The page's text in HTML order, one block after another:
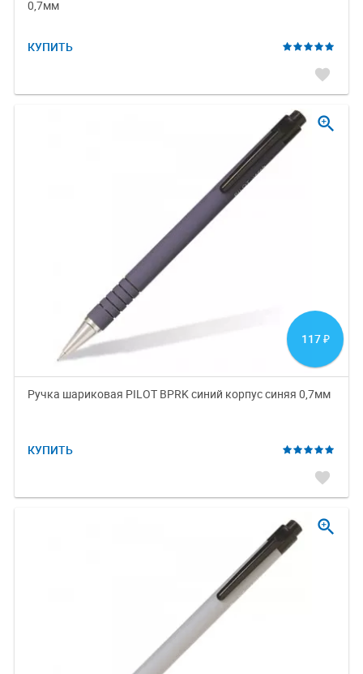
0,7мм
КУПИТЬ
favorite
117 ₽
Ручка шариковая PILOT BPRK синий корпус синяя 0,7мм
КУПИТЬ
favorite
zoom_in
zoom_in